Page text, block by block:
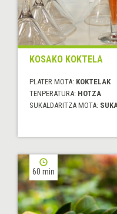
KOSAKO KOKTELA
PLATER MOTA: KOKTELAK
TENPERATURA: HOTZA
SUKALDARITZA MOTA:
60 min